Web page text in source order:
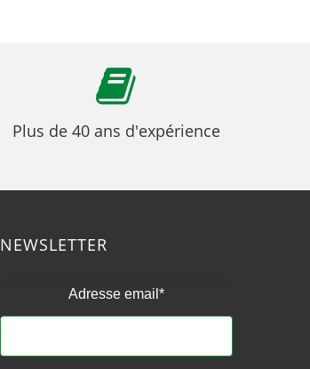
Plus de 40 ans d'expérience
NEWSLETTER
Adresse email*